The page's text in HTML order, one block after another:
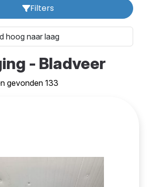
Filters
- Bladveer
gevonden 133